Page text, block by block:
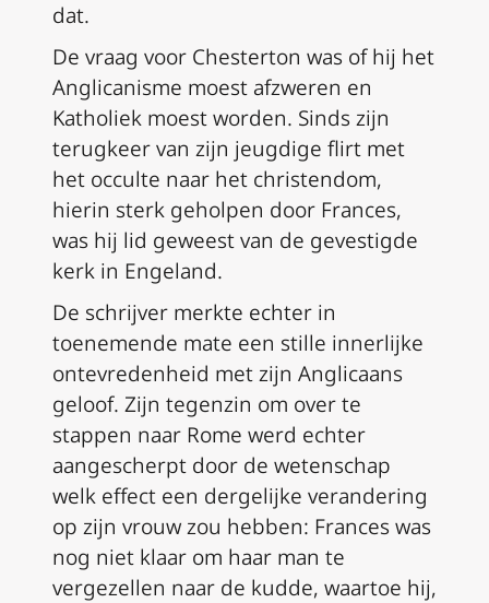
dat.
De vraag voor Chesterton was of hij het
Anglicanisme moest afzweren en
Katholiek moest worden. Sinds zijn
terugkeer van zijn jeugdige flirt met
het occulte naar het christendom,
hierin sterk geholpen door Frances,
was hij lid geweest van de gevestigde
kerk in Engeland.
De schrijver merkte echter in
toenemende mate een stille innerlijke
ontevredenheid met zijn Anglicaans
geloof. Zijn tegenzin om over te
stappen naar Rome werd echter
aangescherpt door de wetenschap
welk effect een dergelijke verandering
op zijn vrouw zou hebben: Frances was
nog niet klaar om haar man te
vergezellen naar de kudde, waartoe hij,